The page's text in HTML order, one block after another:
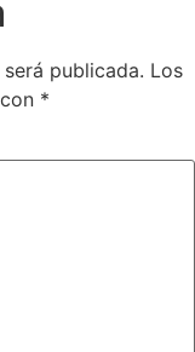
publicada. Los
*